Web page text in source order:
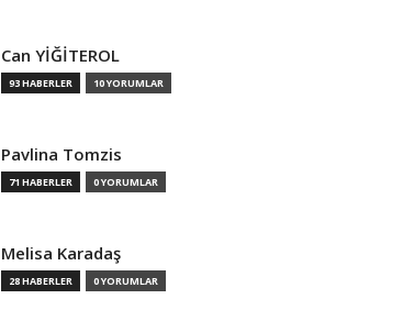
Can YİĞİTEROL
93 HABERLER 10 YORUMLAR
Pavlina Tomzis
71 HABERLER 0 YORUMLAR
Melisa Karadaş
28 HABERLER 0 YORUMLAR